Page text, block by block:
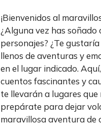
¡Bienvenidos al
¿Alguna vez has
personajes? ¿Te
llenos de aventuras y
en el lugar indicado.
cuentos fascinantes y
te llevarán a lugares que
prepárate para dejar
maravillosa aventura de